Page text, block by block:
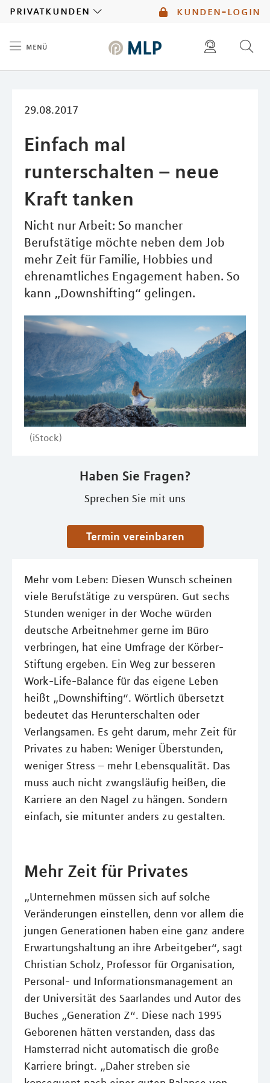
kunden-login
privatkunden
menü
29.08.2017
Einfach mal
runterschalten – neue
Kraft tanken
Nicht nur Arbeit: So mancher
Berufstätige möchte neben dem Job
mehr Zeit für Familie, Hobbies und
ehrenamtliches Engagement haben. So
kann „Downshifting“ gelingen.
(iStock)
Haben Sie Fragen?
Sprechen Sie mit uns
Termin vereinbaren
Mehr vom Leben: Diesen Wunsch scheinen
viele Berufstätige zu verspüren. Gut sechs
Stunden weniger in der Woche würden
deutsche Arbeitnehmer gerne im Büro
verbringen, hat eine Umfrage der Körber-
Stiftung ergeben. Ein Weg zur besseren
Work-Life-Balance für das eigene Leben
heißt „Downshifting“. Wörtlich übersetzt
bedeutet das Herunterschalten oder
Verlangsamen. Es geht darum, mehr Zeit für
Privates zu haben: Weniger Überstunden,
weniger Stress – mehr Lebensqualität. Das
muss auch nicht zwangsläufig heißen, die
Karriere an den Nagel zu hängen. Sondern
einfach, sie mitunter anders zu gestalten.
Mehr Zeit für Privates
„Unternehmen müssen sich auf solche
Veränderungen einstellen, denn vor allem die
jungen Generationen haben eine ganz andere
Erwartungshaltung an ihre Arbeitgeber“, sagt
Christian Scholz, Professor für Organisation,
Personal- und Informationsmanagement an
der Universität des Saarlandes und Autor des
Buches „Generation Z“. Diese nach 1995
Geborenen hätten verstanden, dass das
Hamsterrad nicht automatisch die große
Karriere bringt. „Daher streben sie